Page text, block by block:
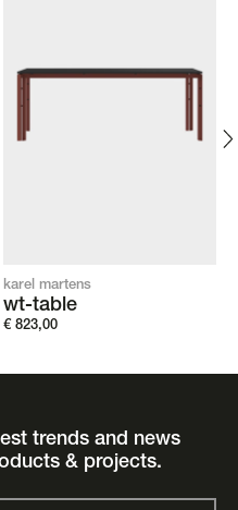
karel martens
wt-table
€ 823,00
trends and news
& projects.